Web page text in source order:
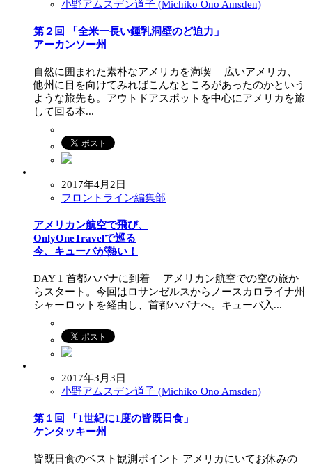
小野アムスデン道子 (Michiko Ono Amsden)
第２回 「全米一長い鍾乳洞壁のど迫力」
アーカンソー州
自然に囲まれた素朴なアメリカを満喫 広いアメリカ、
他州に目を向けてみればこんなところがあったのかという
ような旅先も。アウトドアスポットを中心にアメリカを旅
して回る本...
2017年4月2日
フロントライン編集部
アメリカン航空で飛び、
OnlyOneTravelで巡る
今、キューバが熱い！
DAY 1 首都ハバナに到着 アメリカン航空での空の旅か
らスタート。今回はロサンゼルスからノースカロライナ州
シャーロットを経由し、首都ハバナへ。キューバ入...
2017年3月3日
小野アムスデン道子 (Michiko Ono Amsden)
第１回 「1世紀に1度の皆既日食」
ケンタッキー州
皆既日食のベスト観測ポイント アメリカにいてお休みの